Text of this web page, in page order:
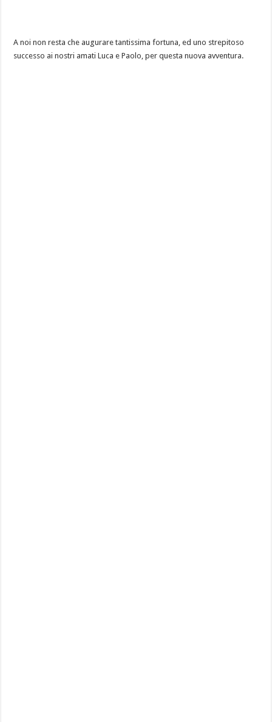
A noi non resta che augurare tantissima fortuna, ed uno strepitoso
successo ai nostri amati Luca e Paolo, per questa nuova avventura.